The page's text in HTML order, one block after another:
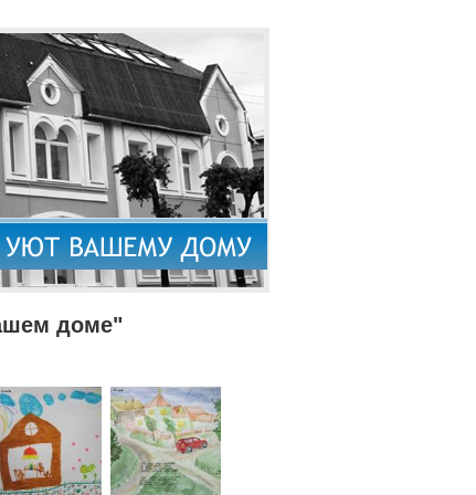
доме"